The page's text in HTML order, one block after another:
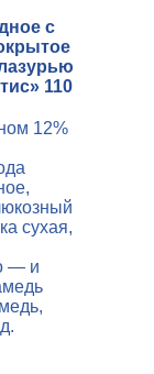
с
110
12%
сухая,
— и